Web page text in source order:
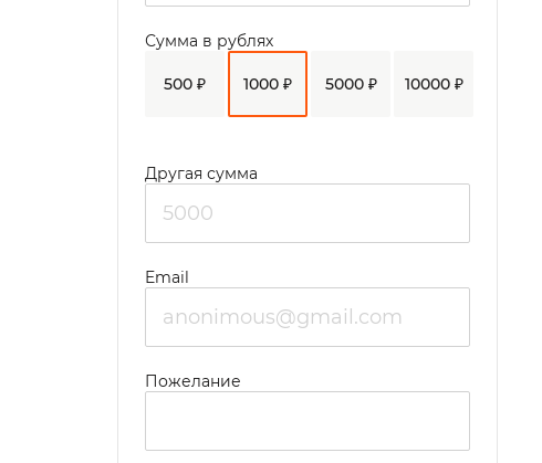
500 ₽ 1000 ₽ 5000 ₽ 10000 ₽
Сумма в рублях
Другая сумма
Email
Пожелание